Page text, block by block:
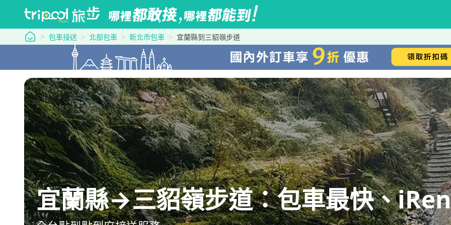
tripool 旅步
包車接送 北部包車 新北市包車 宜蘭縣到三貂嶺步道
宜蘭縣→三貂嶺步道：包車最快、